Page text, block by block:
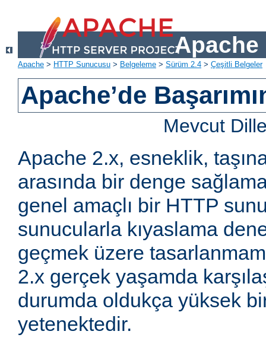
Apache
Apache > HTTP Sunucusu > Belgeleme > Sürüm 2.4 > Çeşitli Belgeler
Apache’de
Mevcut
Apache 2.x, esneklik,
arasında bir denge
genel amaçlı bir HTTP
sunucularla kıyaslama
geçmek üzere
2.x gerçek yaşamda
durumda oldukça yüksek
yetenektedir.